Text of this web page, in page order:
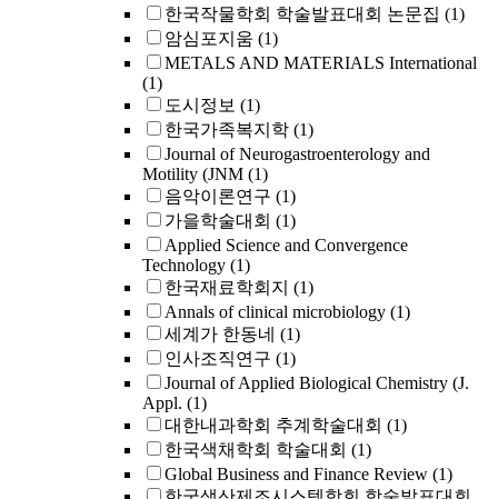
한국작물학회 학술발표대회 논문집 (1)
암심포지움 (1)
METALS AND MATERIALS International
(1)
도시정보 (1)
한국가족복지학 (1)
Journal of Neurogastroenterology and
Motility (JNM (1)
음악이론연구 (1)
가을학술대회 (1)
Applied Science and Convergence
Technology (1)
한국재료학회지 (1)
Annals of clinical microbiology (1)
세계가 한동네 (1)
인사조직연구 (1)
Journal of Applied Biological Chemistry (J.
Appl. (1)
대한내과학회 추계학술대회 (1)
한국색채학회 학술대회 (1)
Global Business and Finance Review (1)